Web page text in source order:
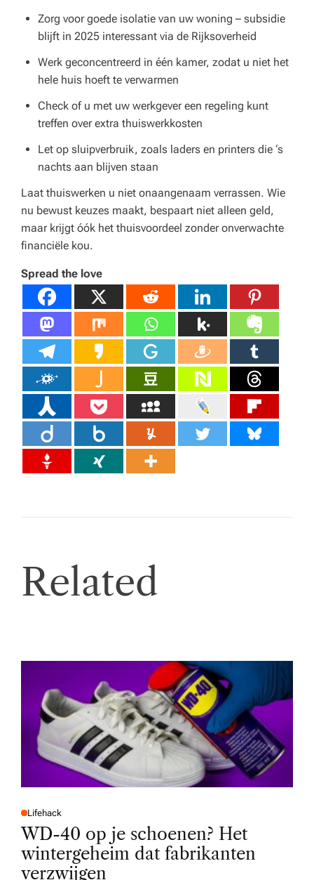
Zorg voor goede isolatie van uw woning – subsidie
blijft in 2025 interessant via de Rijksoverheid
Werk geconcentreerd in één kamer, zodat u niet het
hele huis hoeft te verwarmen
Check of u met uw werkgever een regeling kunt
treffen over extra thuiswerkkosten
Let op sluipverbruik, zoals laders en printers die ‘s
nachts aan blijven staan
Laat thuiswerken u niet onaangenaam verrassen. Wie
nu bewust keuzes maakt, bespaart niet alleen geld,
maar krijgt óók het thuisvoordeel zonder onverwachte
financiële kou.
Spread the love
Related
P
O
S
E
D
I
Lifehack
WD-40 op je schoenen? Het
wintergeheim dat fabrikanten
verzwijgen